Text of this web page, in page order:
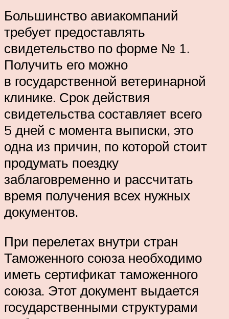
Большинство авиакомпаний
требует предоставлять
свидетельство по форме № 1.
Получить его можно
в государственной ветеринарной
клинике. Срок действия
свидетельства составляет всего
5 дней с момента выписки, это
одна из причин, по которой стоит
продумать поездку
заблаговременно и рассчитать
время получения всех нужных
документов.
При перелетах внутри стран
Таможенного союза необходимо
иметь сертификат таможенного
союза. Этот документ выдается
государственными структурами